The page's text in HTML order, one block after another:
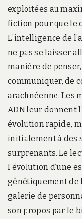
exploitées au
fiction pour que le
L’intelligence de
ne pas se laisser
manière de
communiquer, de
arachnéenne. Les
ADN leur donnent
évolution rapide,
initialement à des
surprenants. Le
l’évolution d’une
génétiquement de
galerie de
son propos par le